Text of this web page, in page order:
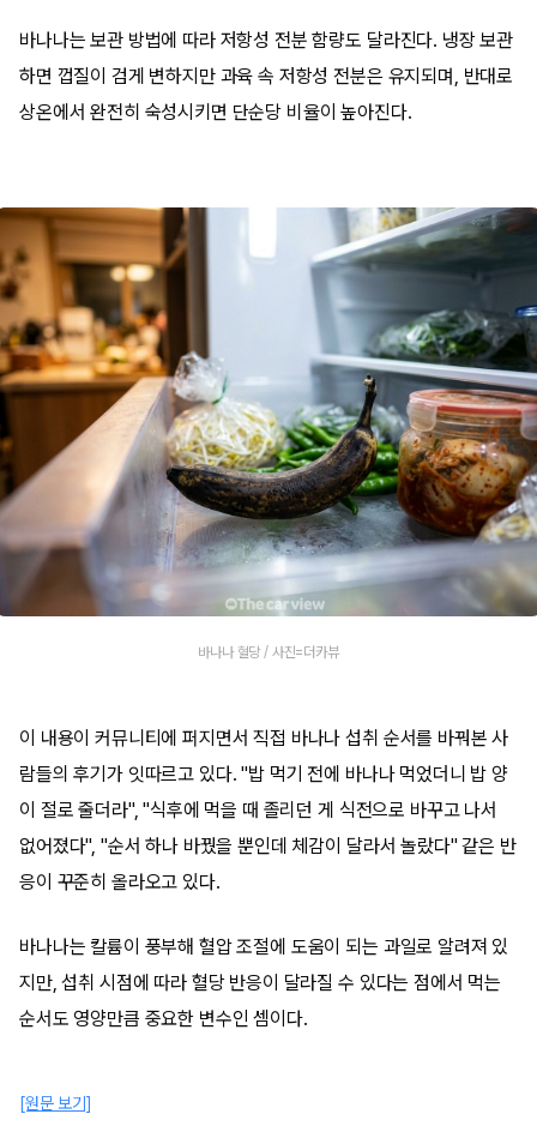
바나나는 보관 방법에 따라 저항성 전분 함량도 달라진다. 냉장 보관
하면 껍질이 검게 변하지만 과육 속 저항성 전분은 유지되며, 반대로
상온에서 완전히 숙성시키면 단순당 비율이 높아진다.
바나나 혈당 / 사진=더카뷰
이 내용이 커뮤니티에 퍼지면서 직접 바나나 섭취 순서를 바꿔본 사
람들의 후기가 잇따르고 있다. "밥 먹기 전에 바나나 먹었더니 밥 양
이 절로 줄더라", "식후에 먹을 때 졸리던 게 식전으로 바꾸고 나서
없어졌다", "순서 하나 바꿨을 뿐인데 체감이 달라서 놀랐다" 같은 반
응이 꾸준히 올라오고 있다.
바나나는 칼륨이 풍부해 혈압 조절에 도움이 되는 과일로 알려져 있
지만, 섭취 시점에 따라 혈당 반응이 달라질 수 있다는 점에서 먹는
순서도 영양만큼 중요한 변수인 셈이다.
[원문 보기]